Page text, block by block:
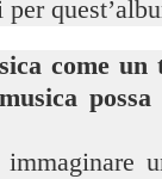
come un